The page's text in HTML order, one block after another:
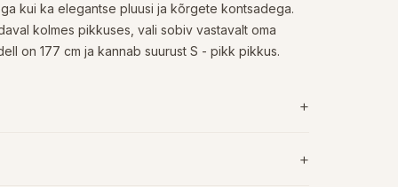
kui ka elegantse pluusi ja kõrgete kontsadega.
kolmes pikkuses, vali sobiv vastavalt oma
on 177 cm ja kannab suurust S - pikk pikkus.